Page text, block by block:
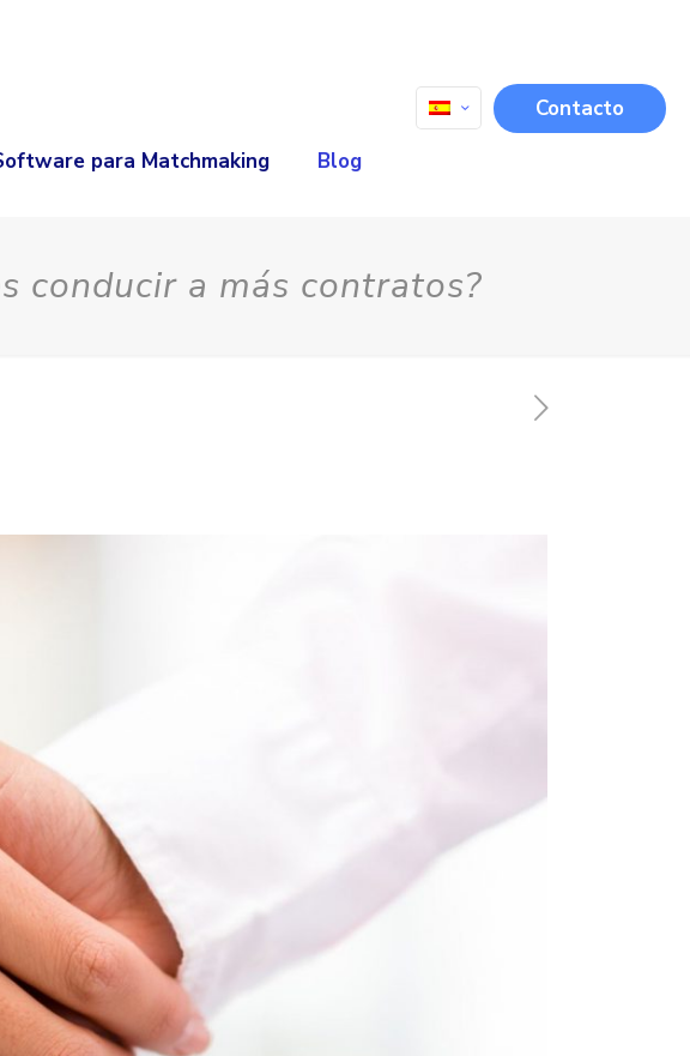
para Matchmaking Blog
Contacto
conducir a más contratos?